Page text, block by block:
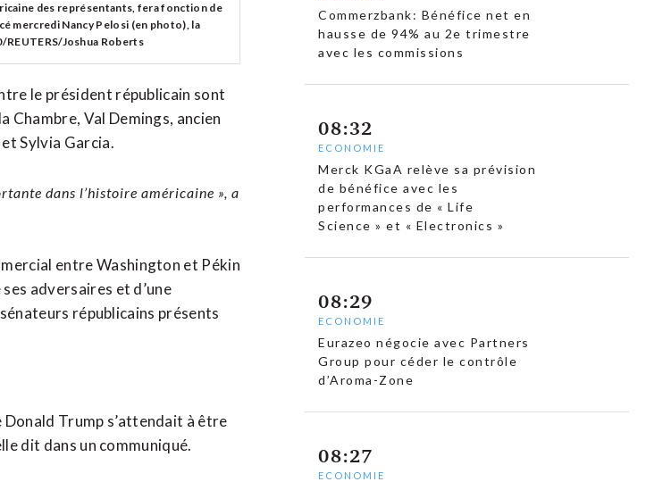
des représentants, fera fonction de
mercredi Nancy Pelosi (en photo), la
Joshua Roberts
le président républicain sont
Val Demings, ancien
Sylvia Garcia.
dans l’histoire américaine », a
entre Washington et Pékin
adversaires et d’une
républicains présents
Donald Trump s’attendait à être
dit dans un communiqué.
Commerzbank: Bénéfice net en
hausse de 94% au 2e trimestre
avec les commissions
08:32
ECONOMIE
Merck KGaA relève sa prévision
de bénéfice avec les
performances de « Life
Science » et « Electronics »
08:29
ECONOMIE
Eurazeo négocie avec Partners
Group pour céder le contrôle
d’Aroma-Zone
08:27
ECONOMIE